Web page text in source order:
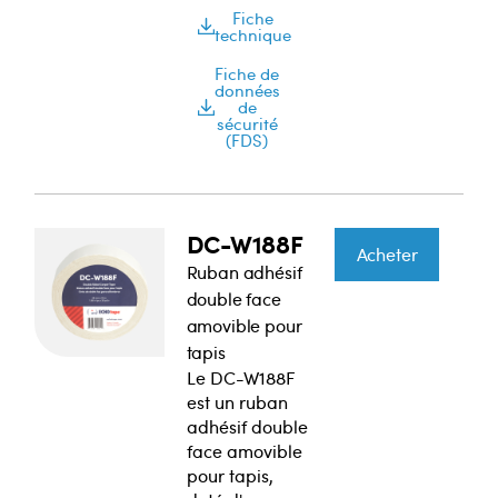
Fiche
technique
Fiche de
données
de
sécurité
(FDS)
DC-W188F
Ruban adhésif
double face
amovible pour
tapis
Le DC-W188F
est un ruban
adhésif double
face amovible
pour tapis,
Acheter